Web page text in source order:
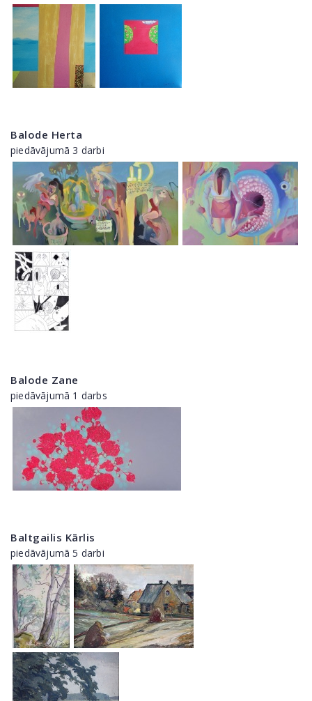
Balode Herta
piedāvājumā 3 darbi
Balode Zane
piedāvājumā 1 darbs
Baltgailis Kārlis
piedāvājumā 5 darbi